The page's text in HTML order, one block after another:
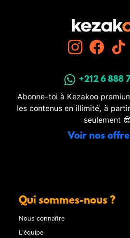
+212 6 888
Abonne-toi à Kezakoo
les contenus en illimité, à
seulement
Voir nos
Qui sommes-nous ?
Nous connaître
L'équipe